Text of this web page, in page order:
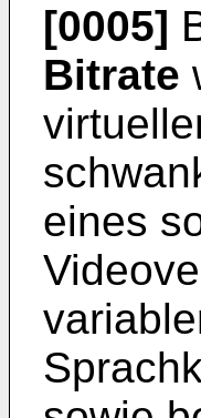
[0005]
Bitrate
eines